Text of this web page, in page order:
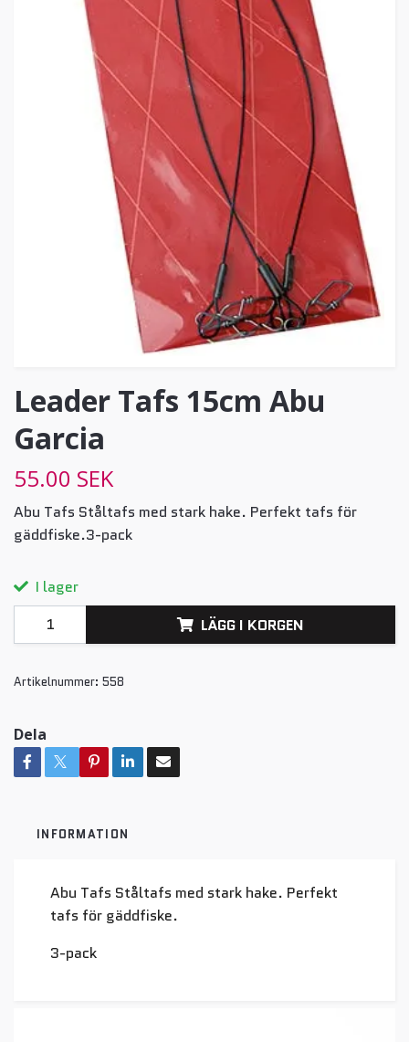
Leader Tafs 15cm Abu
Garcia
55.00 SEK
Abu Tafs Ståltafs med stark hake. Perfekt tafs för
gäddfiske.3-pack
I lager
LÄGG I KORGEN
Artikelnummer: 558
Dela
INFORMATION
Abu Tafs Ståltafs med stark hake. Perfekt
tafs för gäddfiske.
3-pack